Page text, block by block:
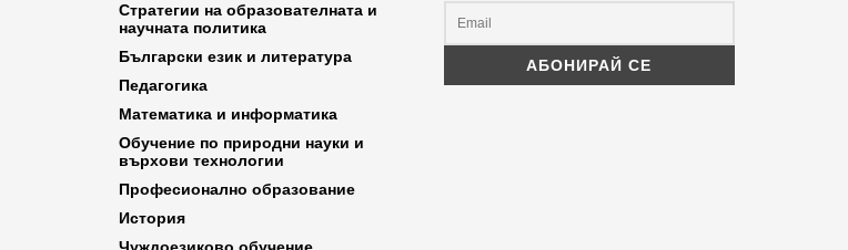
Стратегии на образователната и
научната политика
Български език и литература
Педагогика
Математика и информатика
Обучение по природни науки и
върхови технологии
Професионално образование
История